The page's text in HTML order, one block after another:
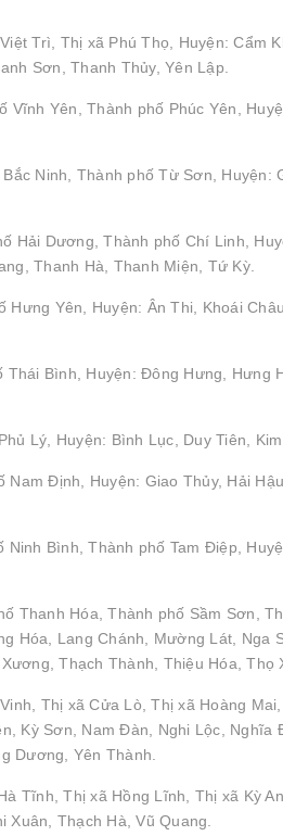
Trì, Thị xã Phú Thọ, Huyện: Cẩm
Sơn, Thanh Thủy, Yên Lập.
Vĩnh Yên, Thành phố Phúc Yên,
Ninh, Thành phố Từ Sơn, Huyện:
Hải Dương, Thành phố Chí Linh,
Thanh Hà, Thanh Miện, Tứ Kỳ.
Hưng Yên, Huyện: Ân Thi, Khoái
Bình, Huyện: Đông Hưng, Hưng
Lý, Huyện: Bình Lục, Duy Tiên,
Định, Huyện: Giao Thủy, Hải
Bình, Thành phố Tam Điệp,
Thanh Hóa, Thành phố Sầm Sơn,
Hóa, Lang Chánh, Mường Lát, Nga
Thạch Thành, Thiệu Hóa,
Thị xã Cửa Lò, Thị xã Hoàng
Kỳ Sơn, Nam Đàn, Nghi Lộc, Nghĩa
Dương, Yên Thành.
Tĩnh, Thị xã Hồng Lĩnh, Thị xã Kỳ
Thạch Hà, Vũ Quang.